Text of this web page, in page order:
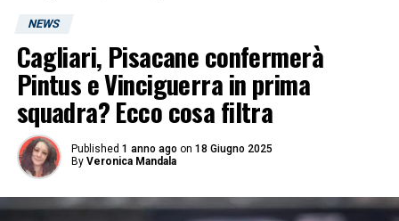
NEWS
Cagliari, Pisacane confermerà
Pintus e Vinciguerra in prima
squadra? Ecco cosa filtra
Published 1 anno ago on 18 Giugno 2025
By Veronica Mandala